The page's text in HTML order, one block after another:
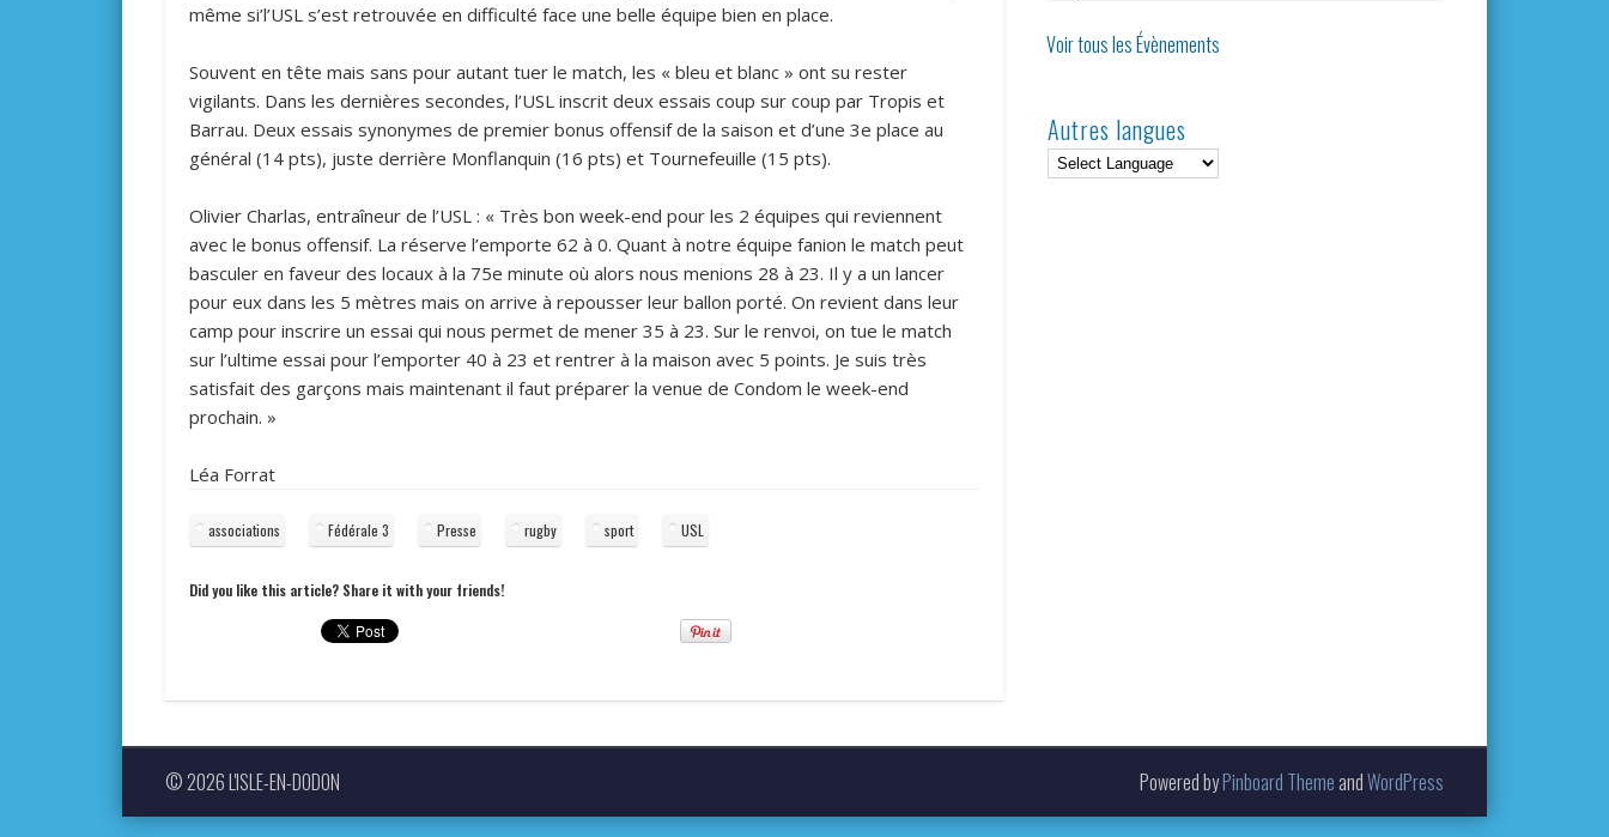
même si’l’USL s’est retrouvée en difficulté face une belle équipe bien en place.
Souvent en tête mais sans pour autant tuer le match, les « bleu et blanc » ont su rester
vigilants. Dans les dernières secondes, l’USL inscrit deux essais coup sur coup par Tropis et
Barrau. Deux essais synonymes de premier bonus offensif de la saison et d’une 3e place au
général (14 pts), juste derrière Monflanquin (16 pts) et Tournefeuille (15 pts).
Olivier Charlas, entraîneur de l’USL : « Très bon week-end pour les 2 équipes qui reviennent
avec le bonus offensif. La réserve l’emporte 62 à 0. Quant à notre équipe fanion le match peut
basculer en faveur des locaux à la 75e minute où alors nous menions 28 à 23. Il y a un lancer
pour eux dans les 5 mètres mais on arrive à repousser leur ballon porté. On revient dans leur
camp pour inscrire un essai qui nous permet de mener 35 à 23. Sur le renvoi, on tue le match
sur l’ultime essai pour l’emporter 40 à 23 et rentrer à la maison avec 5 points. Je suis très
satisfait des garçons mais maintenant il faut préparer la venue de Condom le week-end
prochain. »
Léa Forrat
associations Fédérale 3 Presse rugby sport USL
Did you like this article? Share it with your friends!
Voir tous les Évènements
Autres langues
© 2026 L'ISLE-EN-DODON Powered byPinboard Theme andWordPress